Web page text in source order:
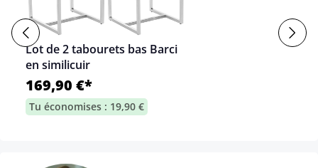
Lot de 2 tabourets bas Barci
en similicuir
169,90 €*
Tu économises : 19,90 €